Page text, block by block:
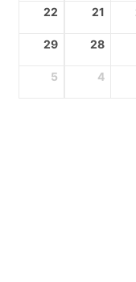
21
22
28
29
4
5